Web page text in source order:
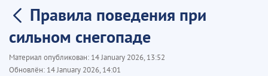
Правила поведения при
сильном снегопаде
Материал опубликован: 14 January 2026, 13:52
Обновлён: 14 January 2026, 14:01